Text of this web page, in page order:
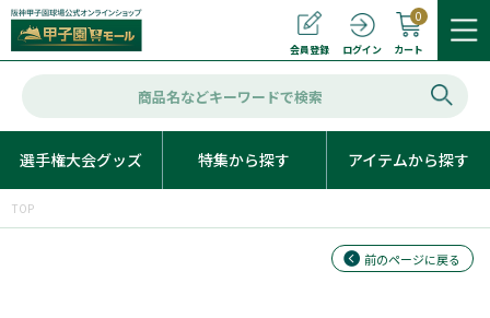
会員登録 ログイン カート
0
選手権大会グッズ 特集から探す アイテムから探す
TOP
前のページに戻る